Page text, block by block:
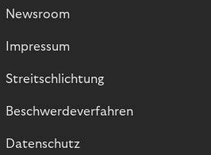
Newsroom
Impressum
Streitschlichtung
Beschwerdeverfahren
Datenschutz